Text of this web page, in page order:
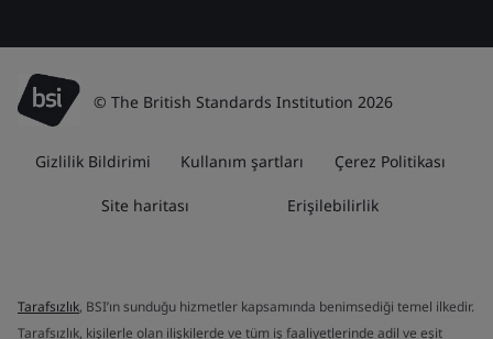
© The British Standards Institution 2026
Gizlilik Bildirimi Kullanım şartları Çerez Politikası
Site haritası Erişilebilirlik
Tarafsızlık, BSI’ın sunduğu hizmetler kapsamında benimsediği temel ilkedir.
Tarafsızlık, kişilerle olan ilişkilerde ve tüm iş faaliyetlerinde adil ve eşit